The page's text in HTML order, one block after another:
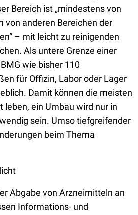
Bereich ist „mindestens von
von anderen Bereichen der
– mit leicht zu reinigenden
Als untere Grenze einer
wie bisher 110
für Offizin, Labor oder Lager
Damit können die meisten
leben, ein Umbau wird nur in
sein. Umso tiefgreifender
beim Thema
Abgabe von Arzneimitteln an
Informations- und